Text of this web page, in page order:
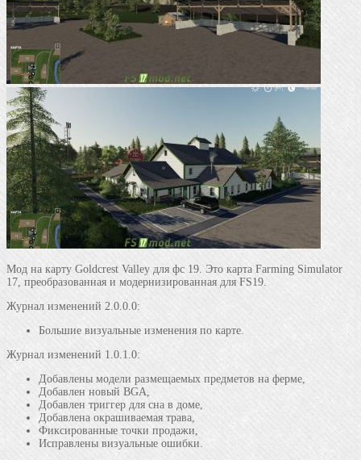
Мод на карту Goldcrest Valley для фс 19. Это карта Farming Simulator
17, преобразованная и модернизированная для FS19.
Журнал изменений 2.0.0.0:
Большие визуальные изменения по карте.
Журнал изменений 1.0.1.0:
Добавлены модели размещаемых предметов на ферме,
Добавлен новый BGA,
Добавлен триггер для сна в доме,
Добавлена окрашиваемая трава,
Фиксированные точки продажи,
Исправлены визуальные ошибки.